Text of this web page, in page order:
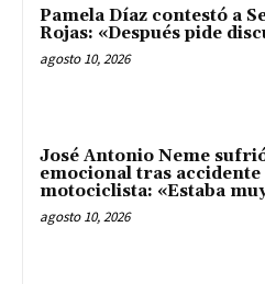
Pamela Díaz contestó a
Rojas: «Después pide
agosto 10, 2026
José Antonio Neme
emocional tras accidente
motociclista: «Estaba
agosto 10, 2026